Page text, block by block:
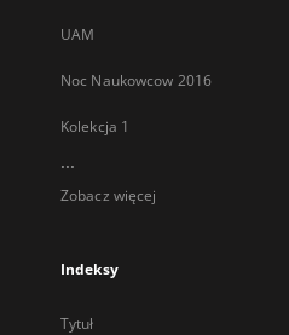
UAM
Noc Naukowcow 2016
Kolekcja 1
...
Zobacz więcej
Indeksy
Tytuł